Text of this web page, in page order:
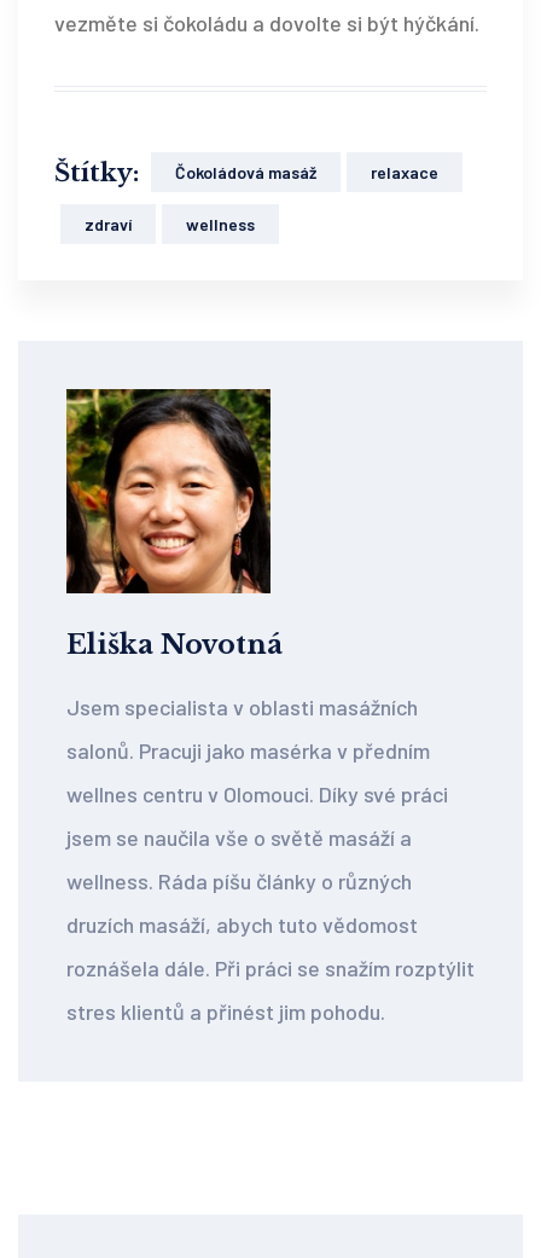
vezměte si čokoládu a dovolte si být hýčkání.
Štítky: Čokoládová masáž relaxace
zdraví wellness
Eliška Novotná
Jsem specialista v oblasti masážních
salonů. Pracuji jako masérka v předním
wellnes centru v Olomouci. Díky své práci
jsem se naučila vše o světě masáží a
wellness. Ráda píšu články o různých
druzích masáží, abych tuto vědomost
roznášela dále. Při práci se snažím rozptýlit
stres klientů a přinést jim pohodu.